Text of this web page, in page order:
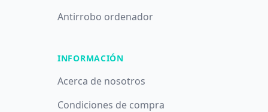
Antirrobo ordenador
INFORMACIÓN
Acerca de nosotros
Condiciones de compra